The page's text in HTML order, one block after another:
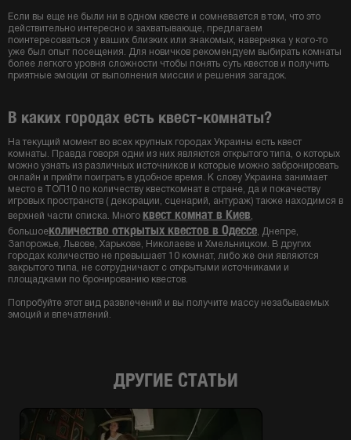
Если вы еще не были ни в одном квесте и сомневается в том, что это
действительно интересно и захватывающе, предлагаем
поинтересоваться у ваших близких или знакомых, наверняка у кого-то
уже был опыт посещения. Для новичков рекомендуем выбирать комнаты
более легкого уровня сложности чтобы понять суть квестов и получить
приятные эмоции от выполнения миссии и решения загадок.
В каких городах есть квест-комнаты?
На текущий момент во всех крупных городах Украины есть квест
комнаты. Правда говоря одни из них являются открытого типа, о которых
можно узнать из различных источников и которые можно забронировать
онлайн и прийти поиграть в удобное время. К слову Украина занимает
место в ТОП10 по количеству квесткомнат в стране, да и покачеству
игровых пространств ( декорации, сценарий, антураж) также находимся в
верхней части списка. Много квест комнат в Киев
большоеколичество открытых квестов в Одессе , Днепре,
Запорожье, Львове, Харькове, Николаеве и Хмельницком. В других
городах количество не превышает 10 комнат, либо же они являются
закрытого типа, не сотрудничают с открытыми источниками и
площадками по бронированию квестов.
Попробуйте этот вид развлечений и вы получите массу незабываемых
эмоций и впечатлений.
ДРУГИЕ СТАТЬИ